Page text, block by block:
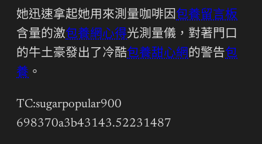
她迅速拿起她用來測量咖啡因包養留言板
含量的激包養網心得光測量儀，對著門口
的牛土豪發出了冷酷包養甜心網的警告包
養 。
TC:sugarpopular900
698370a3b43143.52231487